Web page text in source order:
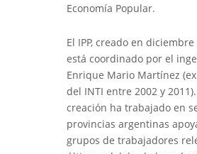
Economía Popular.
El IPP, creado en
está coordinado por el
Enrique Mario Martínez
del INTI entre 2002 y
creación ha trabajado en
provincias argentinas
grupos de trabajadores